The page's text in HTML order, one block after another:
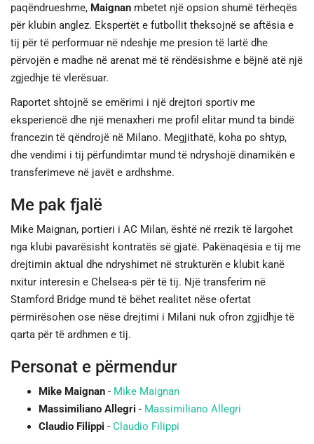
paqëndrueshme, Maignan mbetet një opsion shumë tërheqës
për klubin anglez. Ekspertët e futbollit theksojnë se aftësia e
tij për të performuar në ndeshje me presion të lartë dhe
përvojën e madhe në arenat më të rëndësishme e bëjnë atë një
zgjedhje të vlerësuar.
Raportet shtojnë se emërimi i një drejtori sportiv me
eksperiencë dhe një menaxheri me profil elitar mund ta bindë
francezin të qëndrojë në Milano. Megjithatë, koha po shtyp,
dhe vendimi i tij përfundimtar mund të ndryshojë dinamikën e
transferimeve në javët e ardhshme.
Me pak fjalë
Mike Maignan, portieri i AC Milan, është në rrezik të largohet
nga klubi pavarësisht kontratës së gjatë. Pakënaqësia e tij me
drejtimin aktual dhe ndryshimet në strukturën e klubit kanë
nxitur interesin e Chelsea-s për të tij. Një transferim në
Stamford Bridge mund të bëhet realitet nëse ofertat
përmirësohen ose nëse drejtimi i Milani nuk ofron zgjidhje të
qarta për të ardhmen e tij.
Personat e përmendur
Mike Maignan - Mike Maignan
Massimiliano Allegri - Massimiliano Allegri
Claudio Filippi - Claudio Filippi